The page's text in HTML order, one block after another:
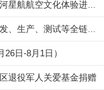
日-8月1日）
退役军人关爱基金捐赠